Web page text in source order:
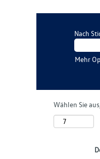
Nach
Mehr
Wählen Sie